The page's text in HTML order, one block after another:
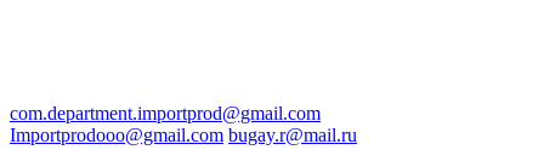
com.department.importprod@gmail.com
Importprodooo@gmail.com bugay.r@mail.ru